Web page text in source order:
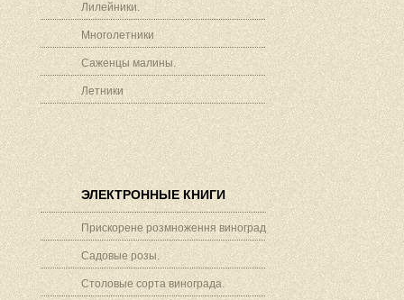
Лилейники.
Многолетники
Саженцы малины.
Летники
ЭЛЕКТРОННЫЕ КНИГИ
Прискорене розмноження винограду.
Садовые розы.
Столовые сорта винограда.